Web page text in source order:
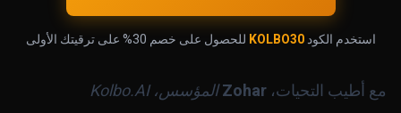
استخدم الكودKOLBO30 للحصول على خصم 30% على ترقيتك الأولى
مع أطيب التحيات، Zoharالمؤسس، Kolbo.AI